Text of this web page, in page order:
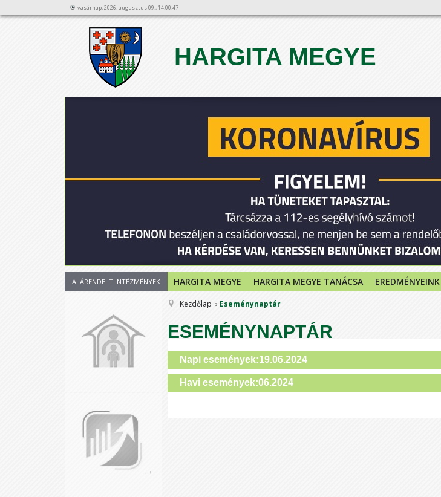
vasárnap, 2026. augusztus 09., 14:00:47
HARGITA MEGYE
12
ALÁRENDELT INTÉZMÉNYEK HARGITA MEGYE HARGITA MEGYE TANÁCSA EREDMÉNYEINK
Kezdőlap Eseménynaptár
ESEMÉNYNAPTÁR
Napi események:19.06.2024
Havi események:06.2024